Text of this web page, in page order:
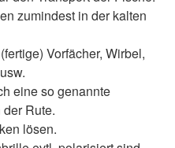
zumindest in der kalten
Vorfächer, Wirbel,
eine so genannte
Rute.
lösen.